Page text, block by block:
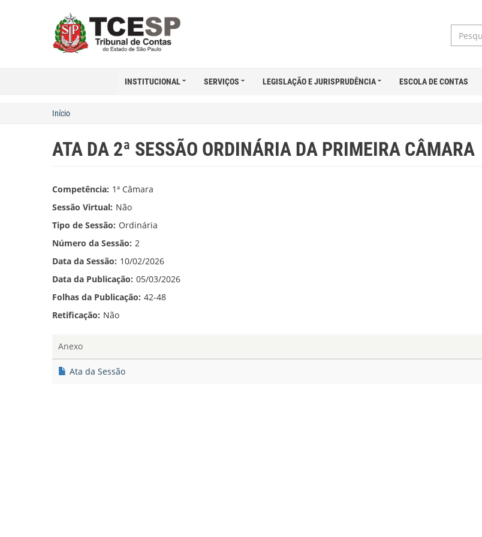
INSTITUCIONAL SERVIÇOS LEGISLAÇÃO E JURISPRUDÊNCIA ESCOLA DE CONTAS
Início
ATA DA 2ª SESSÃO ORDINÁRIA DA PRIMEIRA CÂMARA
Competência: 1ª Câmara
Sessão Virtual: Não
Tipo de Sessão: Ordinária
Número da Sessão: 2
Data da Sessão: 10/02/2026
Data da Publicação: 05/03/2026
Folhas da Publicação: 42-48
Retificação: Não
Anexo
Ata da Sessão